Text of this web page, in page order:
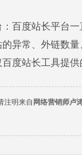
度站长平台一
异常、外链数
度站长工具提供
注明来自 网络营销师卢